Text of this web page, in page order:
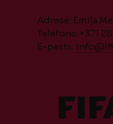
Adrese: Emiļa
Telefons: +371
E-pasts: